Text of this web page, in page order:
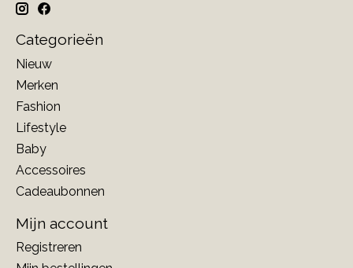
Categorieën
Nieuw
Merken
Fashion
Lifestyle
Baby
Accessoires
Cadeaubonnen
Mijn account
Registreren